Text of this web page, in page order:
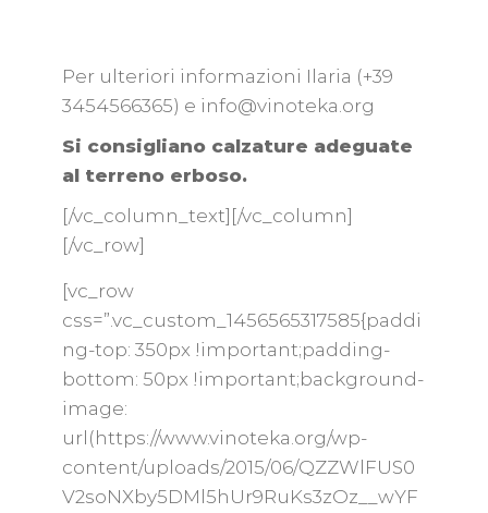
Per ulteriori informazioni Ilaria (+39
3454566365) e info@vinoteka.org
Si consigliano calzature adeguate
al terreno erboso.
[/vc_column_text][/vc_column]
[/vc_row]
[vc_row
css=”.vc_custom_1456565317585{paddi
ng-top: 350px !important;padding-
bottom: 50px !important;background-
image:
url(https://www.vinoteka.org/wp-
content/uploads/2015/06/QZZWlFUS0
V2soNXby5DMl5hUr9RuKs3zOz__wYF